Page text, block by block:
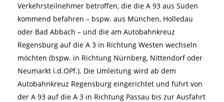
Verkehrsteilnehmer betroffen, die die A 93 aus Süden
kommend befahren – bspw. aus München, Holledau
oder Bad Abbach – und die am Autobahnkreuz
Regensburg auf die A 3 in Richtung Westen wechseln
möchten (bspw. in Richtung Nürnberg, Nittendorf oder
Neumarkt i.d.OPf.). Die Umleitung wird ab dem
Autobahnkreuz Regensburg eingerichtet und führt von
der A 93 auf die A 3 in Richtung Passau bis zur Ausfahrt